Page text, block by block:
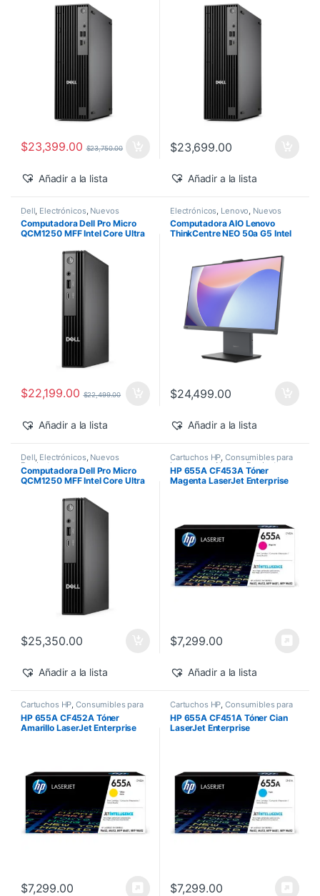
Windows 11 Pro
$23,399.00 $23,750.00
Añadir a la lista
Windows 11 Pro
$23,699.00
Añadir a la lista
Dell Electrónicos, Nuevos
Productos
Computadora Dell Pro Micro
QCM1250 MFF Intel Core Ultra
Windows 11 Pro
$22,199.00 $22,499.00
Añadir a la lista
Electrónicos Lenovo Nuevos
Productos
Computadora AIO Lenovo
ThinkCentre NEO 50a G5 Intel
512GB SSD Windows 11 Pro
$24,499.00
Añadir a la lista
Dell, Electrónicos, Nuevos
Productos
Computadora Dell Pro Micro
QCM1250 MFF Intel Core Ultra
Windows 11 Pro
$25,350.00
Añadir a la lista
Cartuchos HP,Consumibles para
Impresoras,Nuevos Productos
Sobre Pedido,Toner Original
HP 655A CF453A Tóner
Magenta LaserJet Enterprise
$7,299.00
Añadir a la lista
Cartuchos HP,Consumibles para
Impresoras,Nuevos Productos
Sobre Pedido,Toner Original
HP 655A CF452A Tóner
Amarillo LaserJet Enterprise
$7,299.00
Cartuchos HP,Consumibles para
Impresoras,Nuevos Productos
Sobre Pedido,Toner Original
HP 655A CF451A Tóner Cian
LaserJet Enterprise
$7,299.00